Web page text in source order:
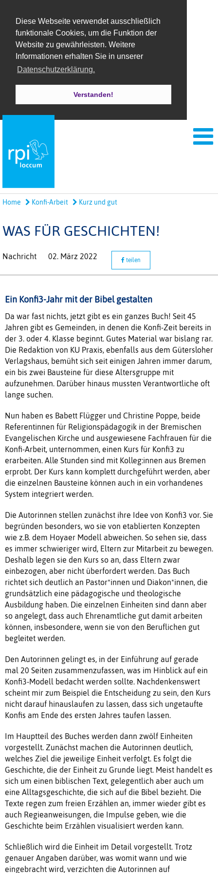
Diese Webseite verwendet ausschließlich
funktionale Cookies, um die Funktion der
Website zu gewährleisten. Weitere
Informationen erhalten Sie in unserer
Datenschutzerklärung.
Verstanden!
Home Konfi-Arbeit Kurz und gut
WAS FÜR GESCHICHTEN!
Nachricht 02. März 2022 teilen
Ein Konfi3-Jahr mit der Bibel gestalten
Da war fast nichts, jetzt gibt es ein ganzes Buch! Seit 45
Jahren gibt es Gemeinden, in denen die Konfi-Zeit bereits in
der 3. oder 4. Klasse beginnt. Gutes Material war bislang rar.
Die Redaktion von KU Praxis, ebenfalls aus dem Gütersloher
Verlagshaus, bemüht sich seit einigen Jahren immer darum,
ein bis zwei Bausteine für diese Altersgruppe mit
aufzunehmen. Darüber hinaus mussten Verantwortliche oft
lange suchen.
Nun haben es Babett Flügger und Christine Poppe, beide
Referentinnen für Religionspädagogik in der Bremischen
Evangelischen Kirche und ausgewiesene Fachfrauen für die
Konfi-Arbeit, unternommen, einen Kurs für Konfi3 zu
erarbeiten. Alle Stunden sind mit Kolleg:innen aus Bremen
erprobt. Der Kurs kann komplett durchgeführt werden, aber
die einzelnen Bausteine können auch in ein vorhandenes
System integriert werden.
Die Autorinnen stellen zunächst ihre Idee von Konfi3 vor. Sie
begründen besonders, wo sie von etablierten Konzepten
wie z.B. dem Hoyaer Modell abweichen. So sehen sie, dass
es immer schwieriger wird, Eltern zur Mitarbeit zu bewegen.
Deshalb legen sie den Kurs so an, dass Eltern zwar
einbezogen, aber nicht überfordert werden. Das Buch
richtet sich deutlich an Pastor*innen und Diakon*innen, die
grundsätzlich eine pädagogische und theologische
Ausbildung haben. Die einzelnen Einheiten sind dann aber
so angelegt, dass auch Ehrenamtliche gut damit arbeiten
können, insbesondere, wenn sie von den Beruflichen gut
begleitet werden.
Den Autorinnen gelingt es, in der Einführung auf gerade
mal 20 Seiten zusammenzufassen, was im Hinblick auf ein
Konfi3-Modell bedacht werden sollte. Nachdenkenswert
scheint mir zum Beispiel die Entscheidung zu sein, den Kurs
nicht darauf hinauslaufen zu lassen, dass sich ungetaufte
Konfis am Ende des ersten Jahres taufen lassen.
Im Hauptteil des Buches werden dann zwölf Einheiten
vorgestellt. Zunächst machen die Autorinnen deutlich,
welches Ziel die jeweilige Einheit verfolgt. Es folgt die
Geschichte, die der Einheit zu Grunde liegt. Meist handelt es
sich um einen biblischen Text, gelegentlich aber auch um
eine Alltagsgeschichte, die sich auf die Bibel bezieht. Die
Texte regen zum freien Erzählen an, immer wieder gibt es
auch Regieanweisungen, die Impulse geben, wie die
Geschichte beim Erzählen visualisiert werden kann.
Schließlich wird die Einheit im Detail vorgestellt. Trotz
genauer Angaben darüber, was womit wann und wie
eingebracht wird, verzichten die Autorinnen auf